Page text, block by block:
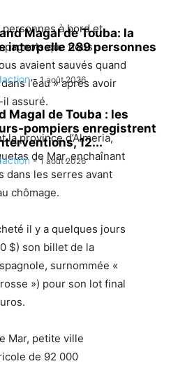
à bord et
que nous
avaient sauvés quand
l’eau » après avoir
assuré.
la province d’Almeria,
de Mar, enchaînant
dans les serres avant
chômage.
il y a quelques jours
$) son billet de la
surnommée «
») pour son lot final
Mar, petite ville
de 92 000
Magal de Touba: la
interpelle 289 personnes
- 1 août 2026
Magal de Touba : les
pompiers enregistrent
12...
- 1 août 2026